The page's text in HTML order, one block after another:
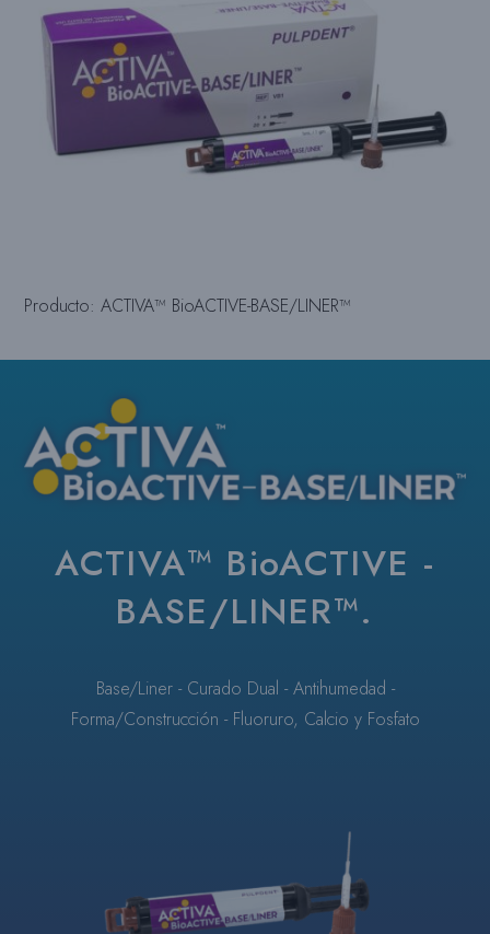
Producto: ACTIVA™ BioACTIVE-BASE/LINER™
ACTIVA™ BioACTIVE -
BASE/LINER™.
Base/Liner - Curado Dual - Antihumedad -
Forma/Construcción - Fluoruro, Calcio y Fosfato